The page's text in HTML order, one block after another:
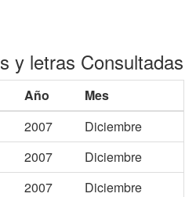
y letras Consultadas
Año
Mes
2007
Diciembre
2007
Diciembre
2007
Diciembre